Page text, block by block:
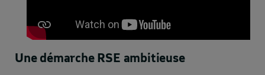
Une démarche RSE ambitieuse